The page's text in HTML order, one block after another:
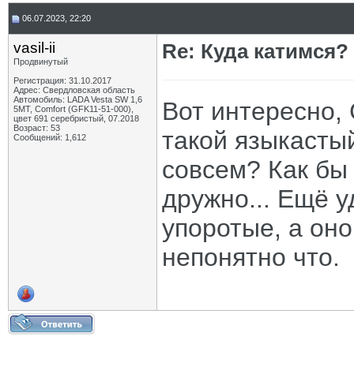
06.07.2023, 22:20
vasil-ii
Продвинутый
Регистрация: 31.10.2017
Адрес: Свердловская область
Автомобиль: LADA Vesta SW 1,6
5МТ, Comfort (GFK11-51-000),
цвет 691 серебристый, 07.2018
Возраст: 53
Сообщений: 1,612
Re: Куда катимся?
Вот
такой
совсем? Как бы
дружно... Ещё
упоротые, а
непонятно что.